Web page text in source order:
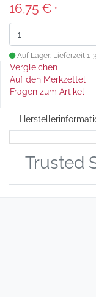
16,75 € *
Auf Lager: Lieferzeit 1-
Vergleichen
Auf den Merkzettel
Fragen zum Artikel
Trusted